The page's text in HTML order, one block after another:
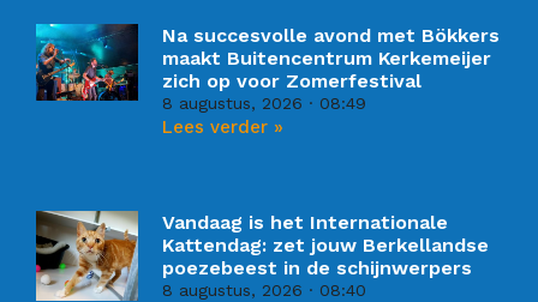
Na succesvolle avond met Bökkers
maakt Buitencentrum Kerkemeijer
zich op voor Zomerfestival
8 augustus, 2026 08:49
Lees verder »
Vandaag is het Internationale
Kattendag: zet jouw Berkellandse
poezebeest in de schijnwerpers
8 augustus, 2026 08:40